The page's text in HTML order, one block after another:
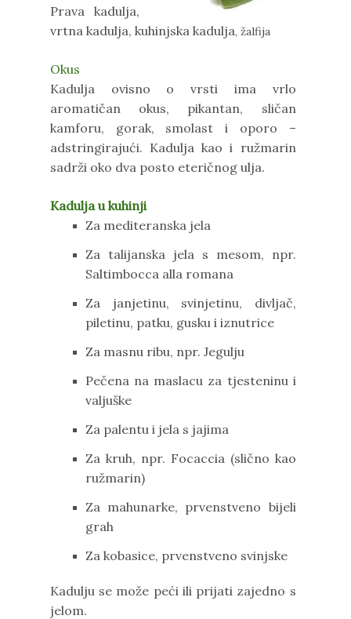
Prava kadulja,
vrtna kadulja, kuhinjska kadulja, žalfija
Okus
Kadulja ovisno o vrsti ima vrlo
aromatičan okus, pikantan, sličan
kamforu, gorak, smolast i oporo –
adstringirajući. Kadulja kao i ružmarin
sadrži oko dva posto eteričnog ulja.
Kadulja u kuhinji
Za mediteranska jela
Za talijanska jela s mesom, npr.
Saltimbocca alla romana
Za janjetinu, svinjetinu, divljač,
piletinu, patku, gusku i iznutrice
Za masnu ribu, npr. Jegulju
Pečena na maslacu za tjesteninu i
valjuške
Za palentu i jela s jajima
Za kruh, npr. Focaccia (slično kao
ružmarin)
Za mahunarke, prvenstveno bijeli
grah
Za kobasice, prvenstveno svinjske
Kadulju se može peći ili prijati zajedno s
jelom.